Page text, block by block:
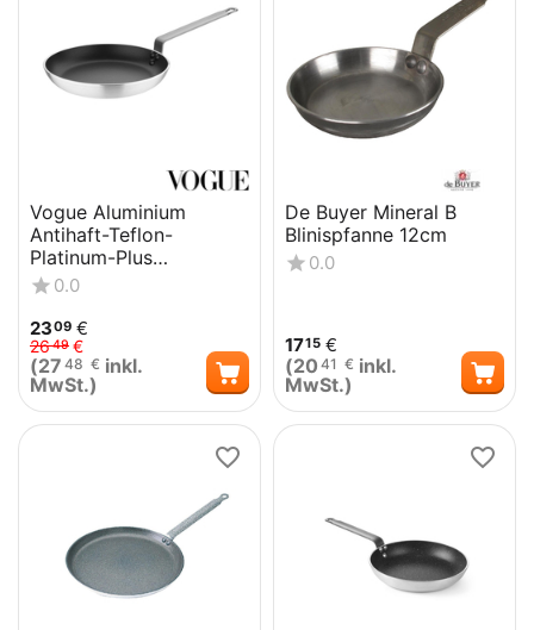
Vogue Aluminium
Antihaft-Teflon-
Platinum-Plus
Bratpfanne 26cm
0.0
2309 €
2649 €
(27 48 € inkl.
MwSt.)
De Buyer Mineral B
Blinispfanne 12cm
0.0
1715 €
(20 41 € inkl.
MwSt.)